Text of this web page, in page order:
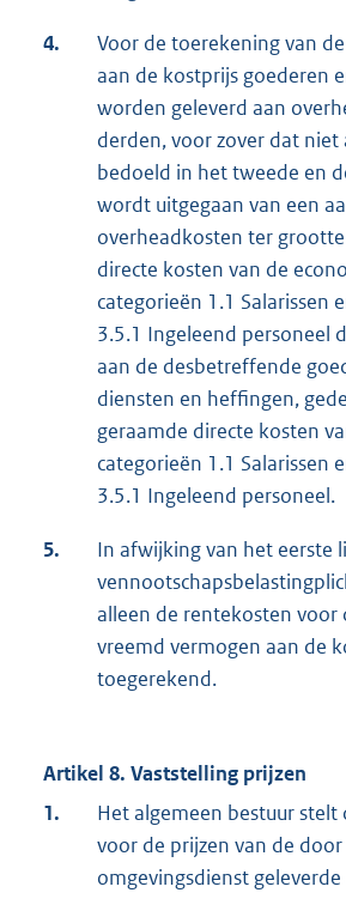
4.
Voor de toerekening van
aan de kostprijs goederen
worden geleverd aan
derden, voor zover dat niet
bedoeld in het tweede en
wordt uitgegaan van een
overheadkosten ter
directe kosten van de
categorieën 1.1 Salarissen
3.5.1 Ingeleend personeel
aan de desbetreffende
diensten en heffingen,
geraamde directe kosten
categorieën 1.1 Salarissen
3.5.1 Ingeleend personeel.
5.
In afwijking van het eerste
alleen de rentekosten voor
vreemd vermogen aan de
toegerekend.
Artikel 8. Vaststelling prijzen
1.
Het algemeen bestuur stelt
voor de prijzen van de door
omgevingsdienst